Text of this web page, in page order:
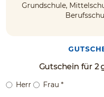
Grundschule,
Gutschein für 2
Herr Frau *